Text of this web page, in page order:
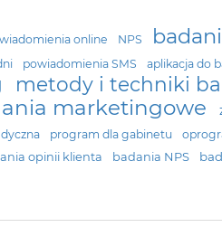
online NPS
powiadomienia SMS aplikacja do
metody i techniki
marketingowe
program dla gabinetu
opinii klienta badania NPS